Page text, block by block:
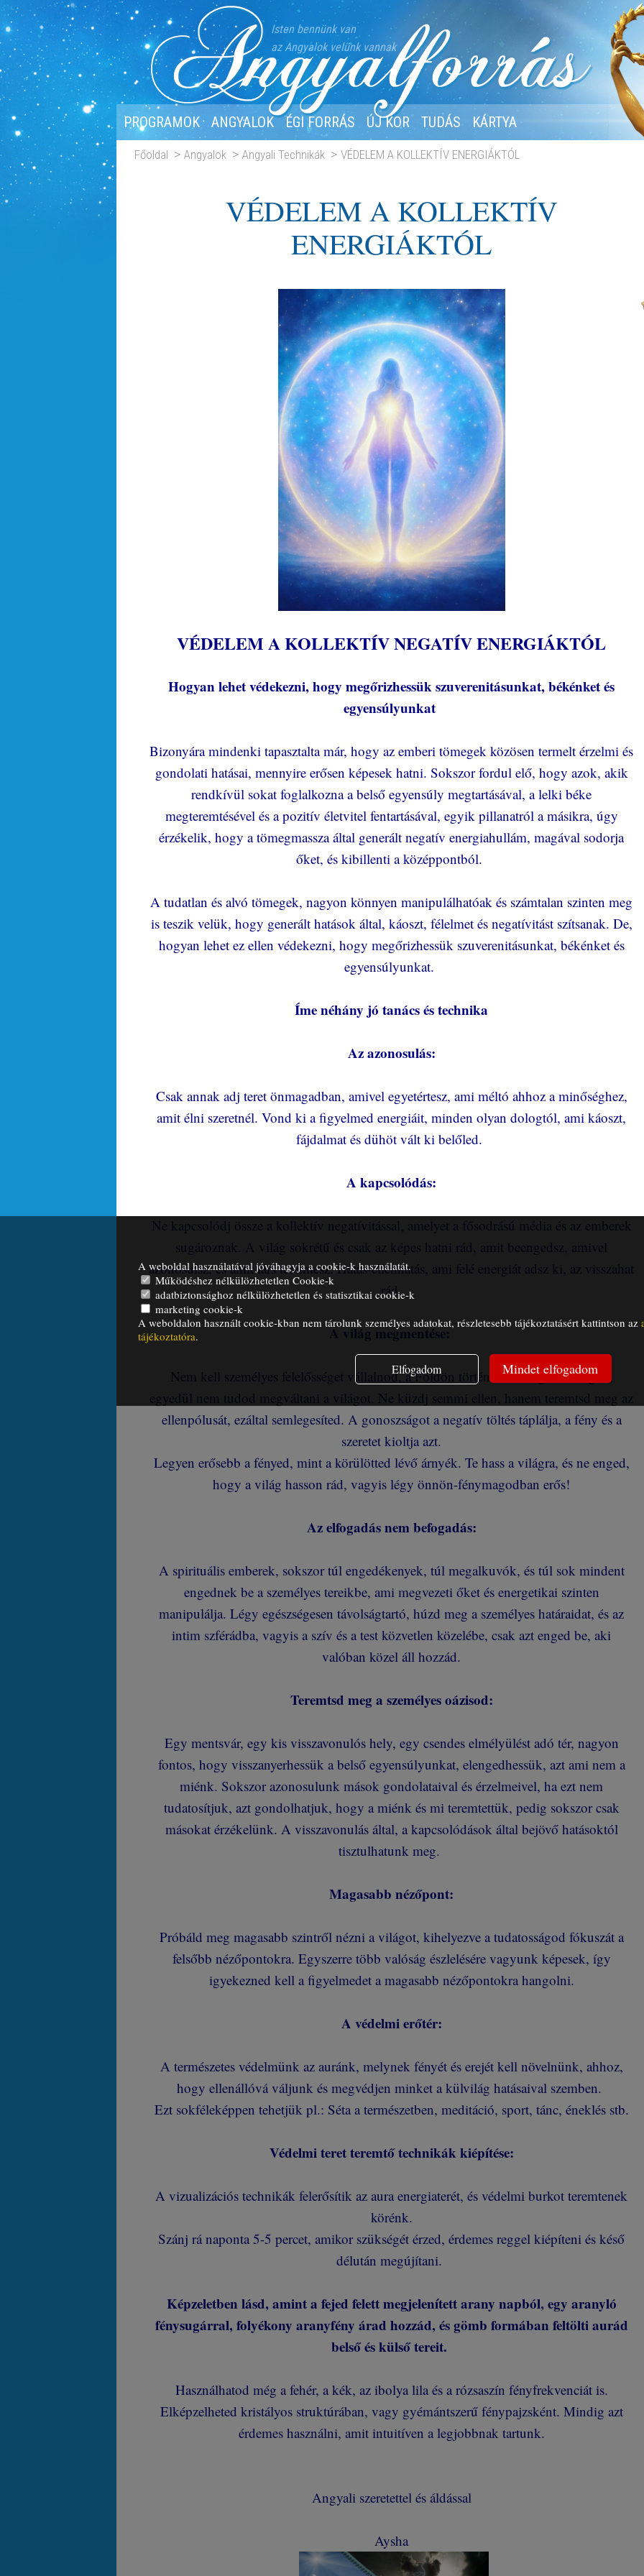
Isten bennünk van
az Angyalok velünk vannak
PROGRAMOK ANGYALOK ÉGI FORRÁS ÚJ KOR TUDÁS KÁRTYA
Főoldal Angyalok Angyali Technikák VÉDELEM A KOLLEKTÍV ENERGIÁKTÓL
VÉDELEM A KOLLEKTÍV
ENERGIÁKTÓL
VÉDELEM A KOLLEKTÍV NEGATÍV ENERGIÁKTÓL
Hogyan lehet védekezni, hogy megőrizhessük szuverenitásunkat, békénket és
egyensúlyunkat
Bizonyára mindenki tapasztalta már, hogy az emberi tömegek közösen termelt érzelmi és
gondolati hatásai, mennyire erősen képesek hatni. Sokszor fordul elő, hogy azok, akik
rendkívül sokat foglalkozna a belső egyensúly megtartásával, a lelki béke
megteremtésével és a pozitív életvitel fentartásával, egyik pillanatról a másikra, úgy
érzékelik, hogy a tömegmassza által generált negatív energiahullám, magával sodorja
őket, és kibillenti a középpontból.
A tudatlan és alvó tömegek, nagyon könnyen manipulálhatóak és számtalan szinten meg
is teszik velük, hogy generált hatások által, káoszt, félelmet és negatívitást szítsanak. De,
hogyan lehet ez ellen védekezni, hogy megőrizhessük szuverenitásunkat, békénket és
egyensúlyunkat.
Íme néhány jó tanács és technika
Az azonosulás:
Csak annak adj teret önmagadban, amivel egyetértesz, ami méltó ahhoz a minőséghez,
amit élni szeretnél. Vond ki a figyelmed energiáit, minden olyan dologtól, ami káoszt,
fájdalmat és dühöt vált ki belőled.
A kapcsolódás:
Ne kapcsolódj össze a kollektív negatívitással, amelyet a fősodrású média és az emberek
sugároznak. A világ sokrétű és csak az képes hatni rád, amit beengedsz, amivel
azonosulsz, és amit társ teremtesz. Hatás-ellenhatás, ami felé energiát adsz ki, az visszahat
rád.
A világ megmentése:
Nem kell személyes felelősséget vállalnod, a Földön történő összes gonoszságért,
egyedül nem tudod megváltani a világot. Ne küzdj semmi ellen, hanem teremtsd meg az
ellenpólusát, ezáltal semlegesíted. A gonoszságot a negatív töltés táplálja, a fény és a
szeretet kioltja azt.
Legyen erősebb a fényed, mint a körülötted lévő árnyék. Te hass a világra, és ne enged,
hogy a világ hasson rád, vagyis légy önnön-fénymagodban erős!
Az elfogadás nem befogadás:
A spirituális emberek, sokszor túl engedékenyek, túl megalkuvók, és túl sok mindent
engednek be a személyes tereikbe, ami megvezeti őket és energetikai szinten
manipulálja. Légy egészségesen távolságtartó, húzd meg a személyes határaidat, és az
intim szférádba, vagyis a szív és a test közvetlen közelébe, csak azt enged be, aki
valóban közel áll hozzád.
Teremtsd meg a személyes oázisod:
Egy mentsvár, egy kis visszavonulós hely, egy csendes elmélyülést adó tér, nagyon
fontos, hogy visszanyerhessük a belső egyensúlyunkat, elengedhessük, azt ami nem a
miénk. Sokszor azonosulunk mások gondolataival és érzelmeivel, ha ezt nem
tudatosítjuk, azt gondolhatjuk, hogy a miénk és mi teremtettük, pedig sokszor csak
másokat érzékelünk. A visszavonulás által, a kapcsolódások által bejövő hatásoktól
tisztulhatunk meg.
Magasabb nézőpont:
Próbáld meg magasabb szintről nézni a világot, kihelyezve a tudatosságod fókuszát a
felsőbb nézőpontokra. Egyszerre több valóság észlelésére vagyunk képesek, így
igyekezned kell a figyelmedet a magasabb nézőpontokra hangolni.
A védelmi erőtér:
A természetes védelmünk az auránk, melynek fényét és erejét kell növelnünk, ahhoz,
hogy ellenállóvá váljunk és megvédjen minket a külvilág hatásaival szemben.
Ezt sokféleképpen tehetjük pl.: Séta a természetben, meditáció, sport, tánc, éneklés stb.
Védelmi teret teremtő technikák kiépítése:
A vizualizációs technikák felerősítik az aura energiaterét, és védelmi burkot teremtenek
körénk.
Szánj rá naponta 5-5 percet, amikor szükségét érzed, érdemes reggel kiépíteni és késő
délután megújítani.
Képzeletben lásd, amint a fejed felett megjelenített arany napból, egy aranyló
fénysugárral, folyékony aranyfény árad hozzád, és gömb formában feltölti aurád
belső és külső tereit.
Használhatod még a fehér, a kék, az ibolya lila és a rózsaszín fényfrekvenciát is.
Elképzelheted kristályos struktúrában, vagy gyémántszerű fénypajzsként. Mindig azt
érdemes használni, amit intuitíven a legjobbnak tartunk.
Angyali szeretettel és áldással
Aysha
A weboldal használatával jóváhagyja a cookie-k használatát.
Működéshez nélkülözhetetlen Cookie-k
adatbiztonsághoz nélkülözhetetlen és statisztikai cookie-k
marketing cookie-k
A weboldalon használt cookie-kban nem tárolunk személyes adatokat, részletesebb tájékoztatásért kattintson az
tájékoztatóra.
Elfogadom Mindet elfogadom